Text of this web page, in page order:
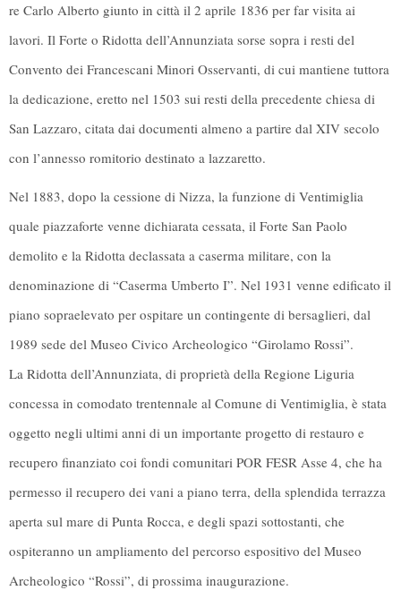
re Carlo Alberto giunto in città il 2 aprile 1836 per far visita ai
lavori. Il Forte o Ridotta dell’Annunziata sorse sopra i resti del
Convento dei Francescani Minori Osservanti, di cui mantiene tuttora
la dedicazione, eretto nel 1503 sui resti della precedente chiesa di
San Lazzaro, citata dai documenti almeno a partire dal XIV secolo
con l’annesso romitorio destinato a lazzaretto.
Nel 1883, dopo la cessione di Nizza, la funzione di Ventimiglia
quale piazzaforte venne dichiarata cessata, il Forte San Paolo
demolito e la Ridotta declassata a caserma militare, con la
denominazione di “Caserma Umberto I”. Nel 1931 venne edificato il
piano sopraelevato per ospitare un contingente di bersaglieri, dal
1989 sede del Museo Civico Archeologico “Girolamo Rossi”.
La Ridotta dell’Annunziata, di proprietà della Regione Liguria
concessa in comodato trentennale al Comune di Ventimiglia, è stata
oggetto negli ultimi anni di un importante progetto di restauro e
recupero finanziato coi fondi comunitari POR FESR Asse 4, che ha
permesso il recupero dei vani a piano terra, della splendida terrazza
aperta sul mare di Punta Rocca, e degli spazi sottostanti, che
ospiteranno un ampliamento del percorso espositivo del Museo
Archeologico “Rossi”, di prossima inaugurazione.